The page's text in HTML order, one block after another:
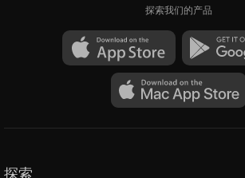
探索我们的产品
探索